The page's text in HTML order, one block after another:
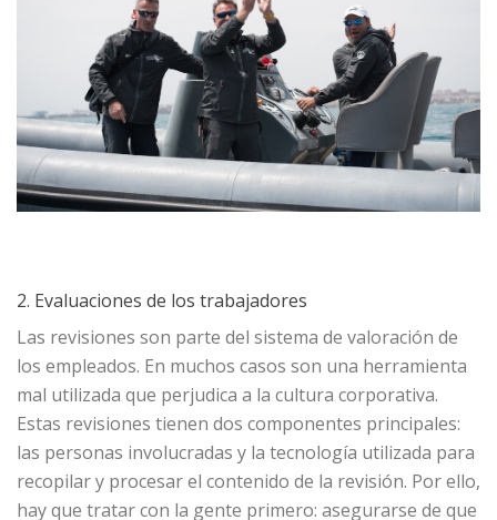
2. Evaluaciones de los trabajadores
Las revisiones son parte del sistema de valoración de
los empleados. En muchos casos son una herramienta
mal utilizada que perjudica a la cultura corporativa.
Estas revisiones tienen dos componentes principales:
las personas involucradas y la tecnología utilizada para
recopilar y procesar el contenido de la revisión. Por ello,
hay que tratar con la gente primero: asegurarse de que